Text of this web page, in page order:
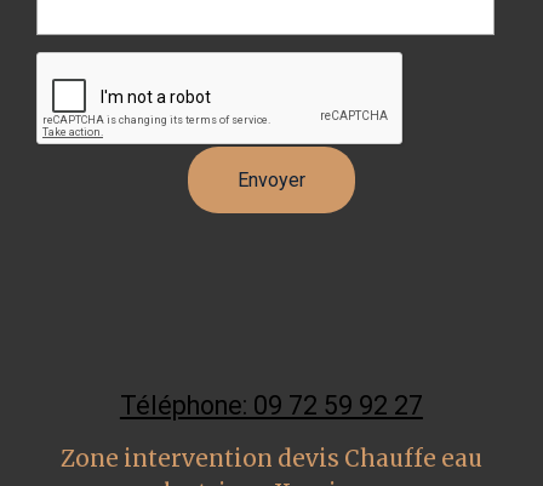
Téléphone: 09 72 59 92 27
Zone intervention devis Chauffe eau